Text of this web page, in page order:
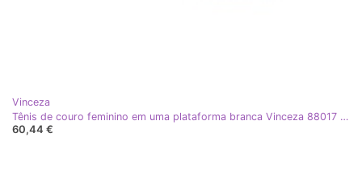
Vinceza
Tênis de couro feminino em uma plataforma branca Vinceza 88017 estampada branco
60,44 €